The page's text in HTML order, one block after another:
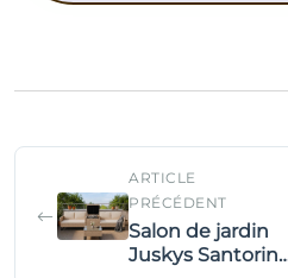
ARTICLE
PRÉCÉDENT
Salon de jardin
Juskys Santorini: